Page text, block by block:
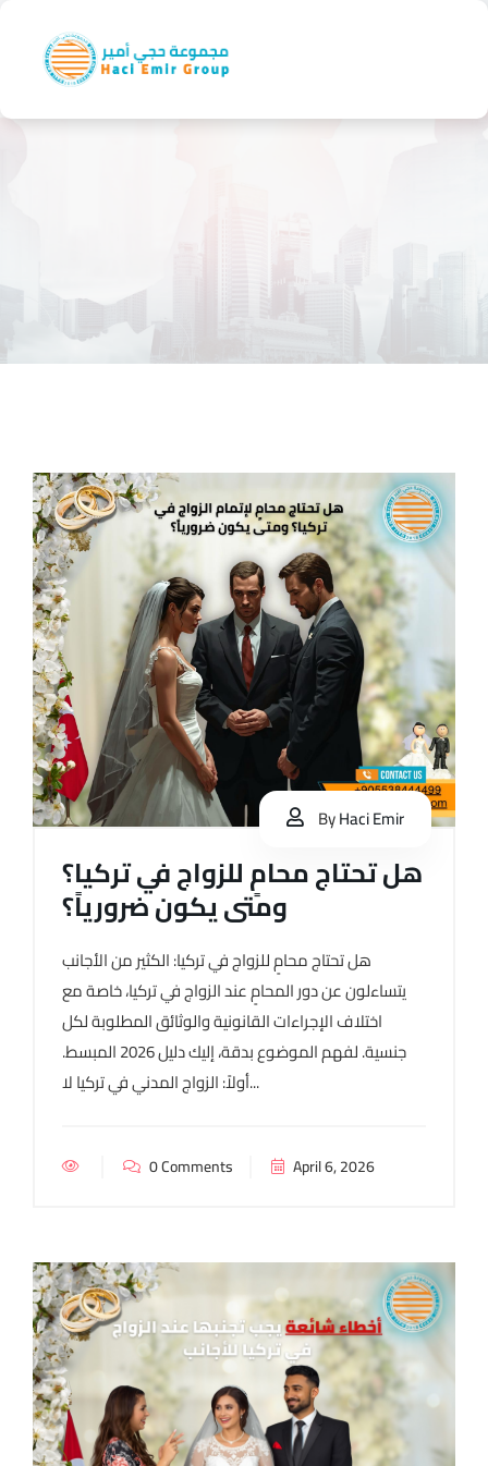
ByHaci Emir
هل تحتاج محامٍ للزواج في تركيا؟
ومتى يكون ضرورياً؟
هل تحتاج محامٍ للزواج في تركيا: الكثير من الأجانب
يتساءلون عن دور المحامٍ عند الزواج في تركيا، خاصة مع
اختلاف الإجراءات القانونية والوثائق المطلوبة لكل
جنسية. لفهم الموضوع بدقة، إليك دليل 2026 المبسط.
أولاً: الزواج المدني في تركيا لا...
0 Comments April 6, 2026